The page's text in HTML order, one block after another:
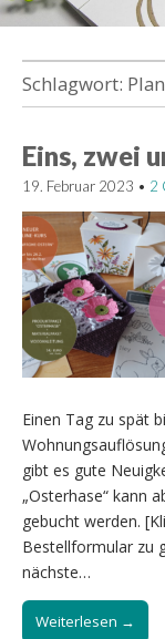
Schlagwort:
Eins, zwei
19. Februar 2023 • 2
Einen Tag zu spät
gibt es gute
„Osterhase“ kann
gebucht werden.
Bestellformular zu
nächste…
Weiterlesen →